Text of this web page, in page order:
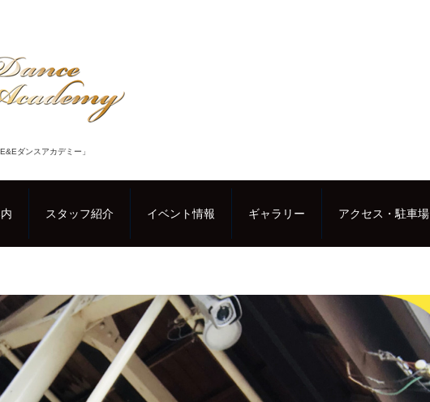
ダンスアカデミー」
スタッフ紹介 イベント情報 ギャラリー アクセス・駐車場